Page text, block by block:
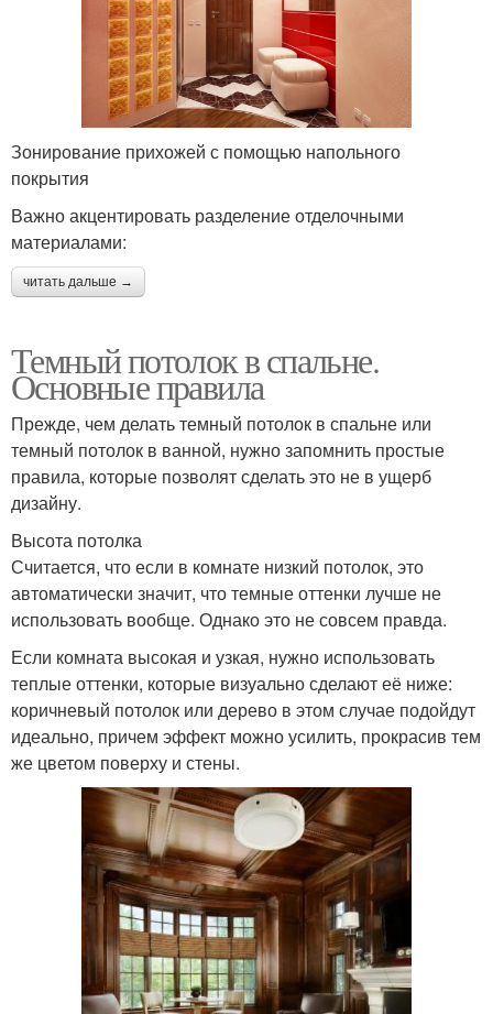
Зонирование прихожей с помощью напольного
покрытия
Важно акцентировать разделение отделочными
материалами:
читать дальше →
Темный потолок в спальне.
Основные правила
Прежде, чем делать темный потолок в спальне или
темный потолок в ванной, нужно запомнить простые
правила, которые позволят сделать это не в ущерб
дизайну.
Высота потолка
Считается, что если в комнате низкий потолок, это
автоматически значит, что темные оттенки лучше не
использовать вообще. Однако это не совсем правда.
Если комната высокая и узкая, нужно использовать
теплые оттенки, которые визуально сделают её ниже:
коричневый потолок или дерево в этом случае подойдут
идеально, причем эффект можно усилить, прокрасив тем
же цветом поверху и стены.